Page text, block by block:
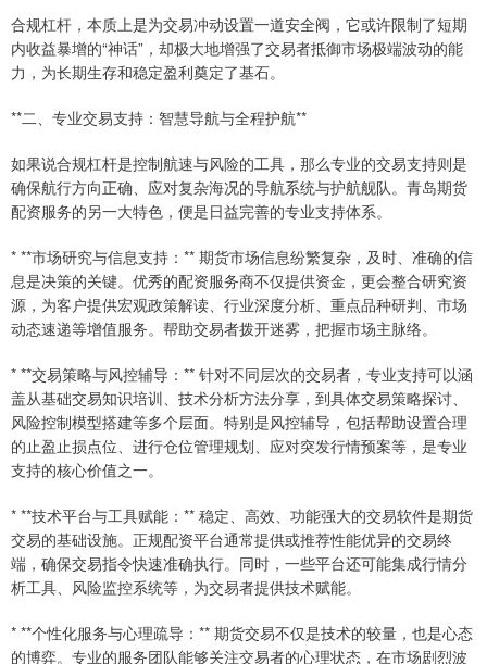
合规杠杆，本质上是为交易冲动设置一道安全阀，它或许限制了短期
内收益暴增的“神话”，却极大地增强了交易者抵御市场极端波动的能
力，为长期生存和稳定盈利奠定了基石。
**二、专业交易支持：智慧导航与全程护航**
如果说合规杠杆是控制航速与风险的工具，那么专业的交易支持则是
确保航行方向正确、应对复杂海况的导航系统与护航舰队。青岛期货
配资服务的另一大特色，便是日益完善的专业支持体系。
* **市场研究与信息支持：** 期货市场信息纷繁复杂，及时、准确的信
息是决策的关键。优秀的配资服务商不仅提供资金，更会整合研究资
源，为客户提供宏观政策解读、行业深度分析、重点品种研判、市场
动态速递等增值服务。帮助交易者拨开迷雾，把握市场主脉络。
* **交易策略与风控辅导：** 针对不同层次的交易者，专业支持可以涵
盖从基础交易知识培训、技术分析方法分享，到具体交易策略探讨、
风险控制模型搭建等多个层面。特别是风控辅导，包括帮助设置合理
的止盈止损点位、进行仓位管理规划、应对突发行情预案等，是专业
支持的核心价值之一。
* **技术平台与工具赋能：** 稳定、高效、功能强大的交易软件是期货
交易的基础设施。正规配资平台通常提供或推荐性能优异的交易终
端，确保交易指令快速准确执行。同时，一些平台还可能集成行情分
析工具、风险监控系统等，为交易者提供技术赋能。
* **个性化服务与心理疏导：** 期货交易不仅是技术的较量，也是心态
的博弈。专业的服务团队能够关注交易者的心理状态，在市场剧烈波